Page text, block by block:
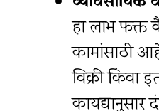
हा लाभ फक्त
कामांसाठी
विक्री किंवा